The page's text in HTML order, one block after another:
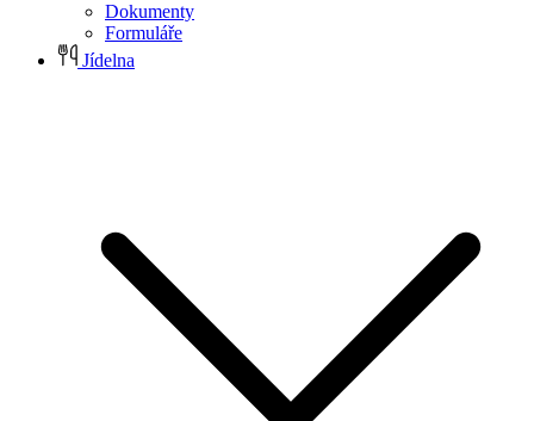
Dokumenty
Formuláře
Jídelna